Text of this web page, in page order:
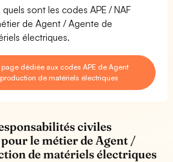
sont les codes APE / NAF
de Agent / Agente de
électriques.
dédiée aux codes APE de Agent
de matériels électriques
civiles
le métier de Agent /
de matériels électriques